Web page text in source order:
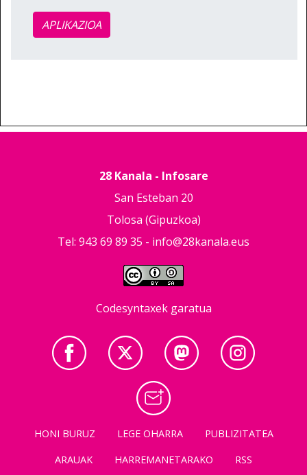
APLIKAZIOA
28 Kanala - Infosare
San Esteban 20
Tolosa (Gipuzkoa)
Tel: 943 69 89 35 - info@28kanala.eus
Codesyntaxek garatua
HONI BURUZ LEGE OHARRA
PUBLIZITATEA
ARAUAK
HARREMANETARAKO RSS